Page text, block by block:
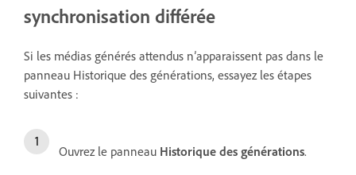
synchronisation différée
Si les médias générés attendus n’apparaissent pas dans le
panneau Historique des générations, essayez les étapes
suivantes :
Ouvrez le panneau Historique des générations.